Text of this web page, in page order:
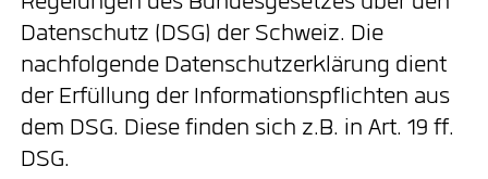
Datenschutz (DSG) der Schweiz. Die
nachfolgende Datenschutzerklärung dient
der Erfüllung der Informationspflichten aus
dem DSG. Diese finden sich z.B. in Art. 19 ff.
DSG.